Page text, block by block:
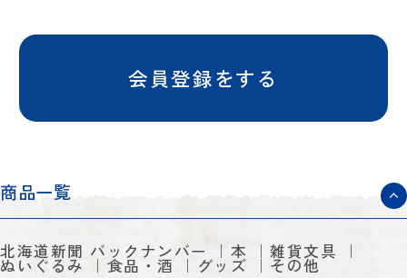
会員登録をする
商品一覧
北海道新聞 バックナンバー 本 雑貨文具
ぬいぐるみ 食品・酒 グッズ その他